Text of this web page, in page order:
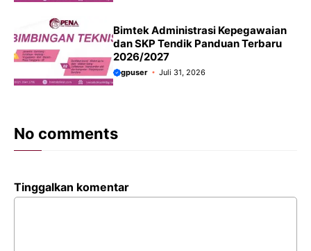
Bimtek Administrasi Kepegawaian
dan SKP Tendik Panduan Terbaru
2026/2027
gpuser Juli 31, 2026
No comments
Tinggalkan komentar